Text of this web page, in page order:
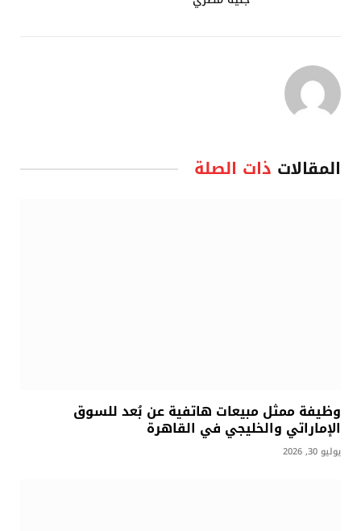
المقالات ذات الصلة
وظيفة ممثل مبيعات هاتفية عن بُعد للسوق
الإماراتي والخليجي في القاهرة
يوليو 30, 2026